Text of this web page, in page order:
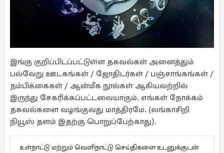
இங்கு குறிப்பிடப்பட்டுள்ள தகவல்கள் அனைத்தும்
பல்வேறு ஊடகங்கள் / ஜோதிடர்கள் / பஞ்சாங்கங்கள் /
நம்பிக்கைகள் / ஆன்மீக நூல்கள் ஆகியவற்றில்
இருந்து சேகரிக்கப்பட்டவையாகும். எங்கள் நோக்கம்
தகவல்களை வழங்குவது மாத்திரமே. (லங்காசிறி
நியூஸ் தளம் இதற்கு பொறுப்பேற்காது).
உள்நாட்டு மற்றும் வெளிநாட்டு செய்திகளை உடனுக்குடன்